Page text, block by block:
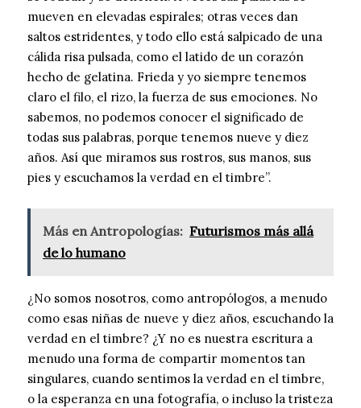
mueven en elevadas espirales; otras veces dan
saltos estridentes, y todo ello está salpicado de una
cálida risa pulsada, como el latido de un corazón
hecho de gelatina. Frieda y yo siempre tenemos
claro el filo, el rizo, la fuerza de sus emociones. No
sabemos, no podemos conocer el significado de
todas sus palabras, porque tenemos nueve y diez
años. Así que miramos sus rostros, sus manos, sus
pies y escuchamos la verdad en el timbre”.
Más en Antropologías: Futurismos más allá
de lo humano
¿No somos nosotros, como antropólogos, a menudo
como esas niñas de nueve y diez años, escuchando la
verdad en el timbre? ¿Y no es nuestra escritura a
menudo una forma de compartir momentos tan
singulares, cuando sentimos la verdad en el timbre,
o la esperanza en una fotografía, o incluso la tristeza